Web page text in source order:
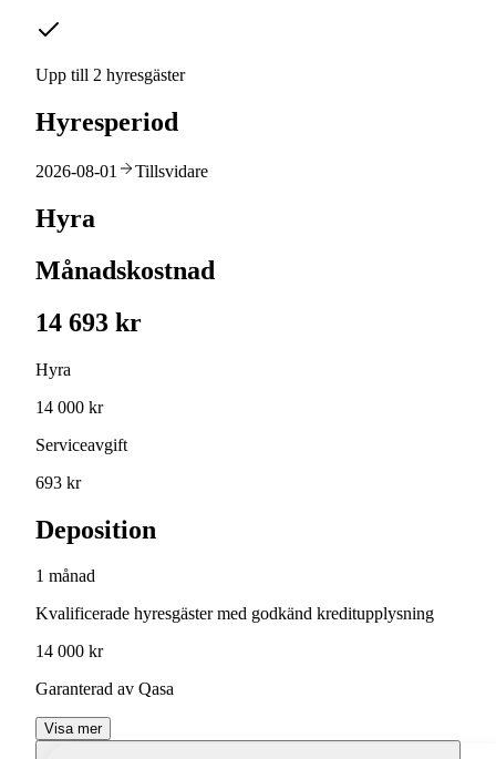
Upp till 2 hyresgäster
Hyresperiod
2026-08-01 Tillsvidare
Hyra
Månadskostnad
14 693 kr
Hyra
14 000 kr
Serviceavgift
693 kr
Deposition
1 månad
Kvalificerade hyresgäster med godkänd kreditupplysning
14 000 kr
Garanterad av Qasa
Visa mer